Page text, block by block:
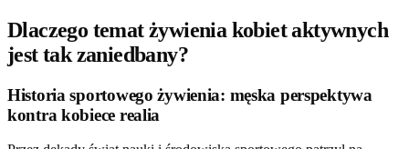
Dlaczego temat żywienia kobiet aktywnych
jest tak zaniedbany?
Historia sportowego żywienia: męska perspektywa
kontra kobiece realia